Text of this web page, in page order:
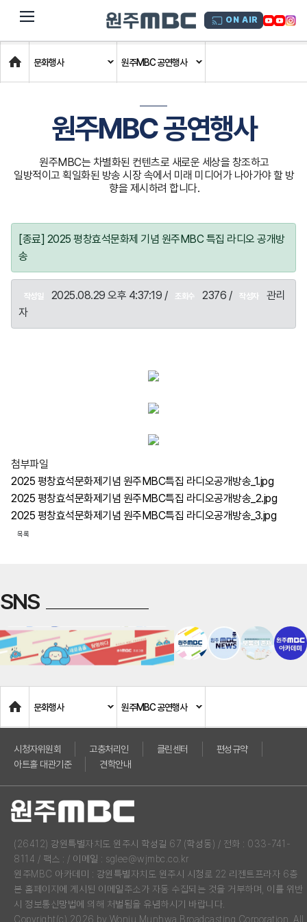
dehaze ON AIR
Home
문화행사 원주MBC 공연행사
원주MBC 공연행사
원주MBC는 차별화된 컨텐츠로 새로운 세상을 창조하고
일방적이고 획일화된 방송 시장 속에서 미래 미디어가 나아가야 할 방
향을 제시하려 합니다.
[종료] 2025 평창효석문화제 기념 원주MBC 특집 라디오 공개방
송
작성일 2025.08.29 오후 4:37:19 / 조회수 2376 / 작성자
관리
자
첨부파일
2025 평창효석문화제기념 원주MBC특집 라디오공개방송_1.jpg
2025 평창효석문화제기념 원주MBC특집 라디오공개방송_2.jpg
2025 평창효석문화제기념 원주MBC특집 라디오공개방송_3.jpg
목록
SNS
Home
문화행사 원주MBC 공연행사
시청자위원회 고충처리인 클린센터
편성규약
아트홀 대관기준
견학안내
(26412) 강원특별자치도 원주시 학성길 67 (학성동) / 전화 : 033-741-
8114 / 팩스 : / 이메일 : sglee@wjmbc.co.kr
원주MBC 아카데미 : 강원특별자치도 원주시 시청로 22 리젠트프라자 6층
본 홈페이지에 게시된 이메일주소가 자동 수집되는 것을 거부하며, 이를 위반
시 정보통신망법에 의해 처벌됨을 유념하시기 바랍니다.
Copyright(c) 2026 by Wonju Munhwa Broadcasting Corporation. All